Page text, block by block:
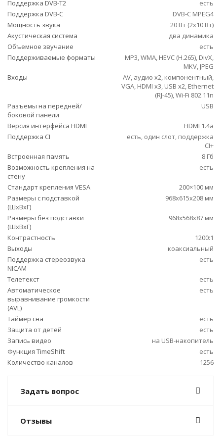
Поддержка DVB-T2
есть
Поддержка DVB-C
DVB-C MPEG4
Мощность звука
20 Вт (2х10 Вт)
Акустическая система
два динамика
Объемное звучание
есть
Поддерживаемые форматы
MP3, WMA, HEVC (H.265), DivX,
MKV, JPEG
Входы
AV, аудио x2, компонентный,
VGA, HDMI x3, USB x2, Ethernet
(RJ-45), Wi-Fi 802.11n
Разъемы на передней/
боковой панели
USB
Версия интерфейса HDMI
HDMI 1.4a
Поддержка CI
есть, один слот, поддержка
CI+
Встроенная память
8 Гб
Возможность крепления на
стену
есть
Стандарт крепления VESA
200×100 мм
Размеры с подставкой
(ШxВxГ)
968x615x208 мм
Размеры без подставки
(ШxВxГ)
968x568x87 мм
Контрастность
1200:1
Выходы
коаксиальный
Поддержка стереозвука
NICAM
есть
Телетекст
есть
Автоматическое
выравнивание громкости
(AVL)
есть
Таймер сна
есть
Защита от детей
есть
Запись видео
на USB-накопитель
Функция TimeShift
есть
Количество каналов
1256
Задать вопрос
Отзывы